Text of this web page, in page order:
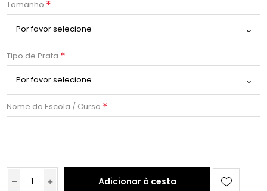
Tamanho *
Tipo de Prata *
Nome da Escola / Curso *
Adicionar à cesta